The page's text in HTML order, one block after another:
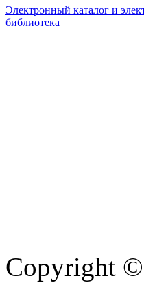
Электронный каталог и
библиотека
Copyright ©